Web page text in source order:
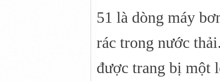
51 là dòng máy
rác trong nước
được trang bị một